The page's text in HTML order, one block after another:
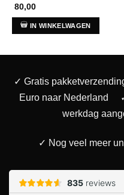
80,00
IN WINKELWAGEN
✓ Gratis
Euro naar Nederland
werkdag
✓ Nog veel meer